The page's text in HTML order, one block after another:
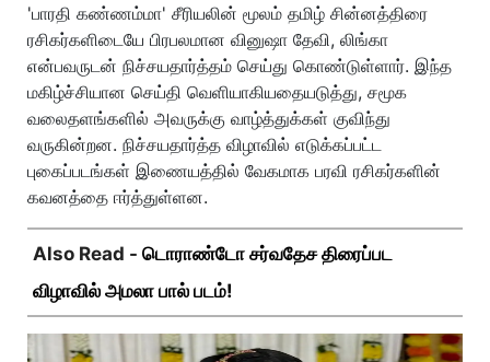
'பாரதி கண்ணம்மா' சீரியலின் மூலம் தமிழ் சின்னத்திரை
ரசிகர்களிடையே பிரபலமான வினுஷா தேவி, லிங்கா
என்பவருடன் நிச்சயதார்த்தம் செய்து கொண்டுள்ளார். இந்த
மகிழ்ச்சியான செய்தி வெளியாகியதையடுத்து, சமூக
வலைதளங்களில் அவருக்கு வாழ்த்துக்கள் குவிந்து
வருகின்றன. நிச்சயதார்த்த விழாவில் எடுக்கப்பட்ட
புகைப்படங்கள் இணையத்தில் வேகமாக பரவி ரசிகர்களின்
கவனத்தை ஈர்த்துள்ளன.
Also Read - டொராண்டோ சர்வதேச திரைப்பட
விழாவில் அமலா பால் படம்!